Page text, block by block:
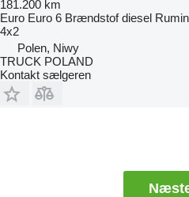
181.200 km
Euro Euro 6 Brændstof diesel
4x2
Polen, Niwy
TRUCK POLAND
Kontakt sælgeren